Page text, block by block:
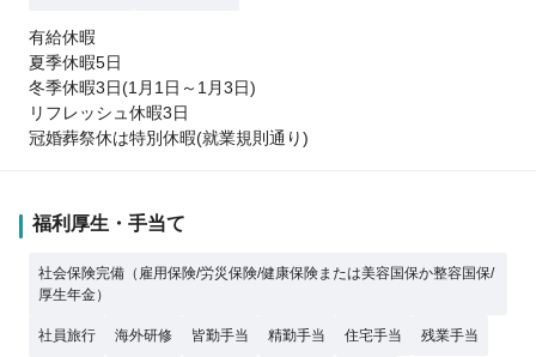
有給休暇
夏季休暇5日
冬季休暇3日(1月1日～1月3日)
リフレッシュ休暇3日
冠婚葬祭休は特別休暇(就業規則通り)
福利厚生・手当て
社会保険完備（雇用保険/労災保険/健康保険または美容国保か整容国保/
厚生年金）
社員旅行 海外研修 皆勤手当 精勤手当 住宅手当 残業手当